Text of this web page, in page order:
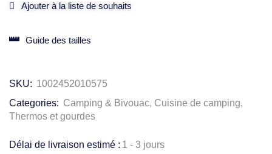
Ajouter à la liste de souhaits
Guide des tailles
SKU: 1002452010575
Categories: Camping & Bivouac, Cuisine de camping,
Thermos et gourdes
Délai de livraison estimé : 1 - 3 jours